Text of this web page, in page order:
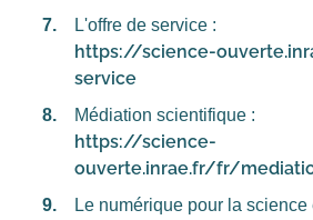
L'offre de service :
https://science-
service
Médiation scientifique :
https://science-
ouverte.inrae.fr/fr/
Le numérique pour la